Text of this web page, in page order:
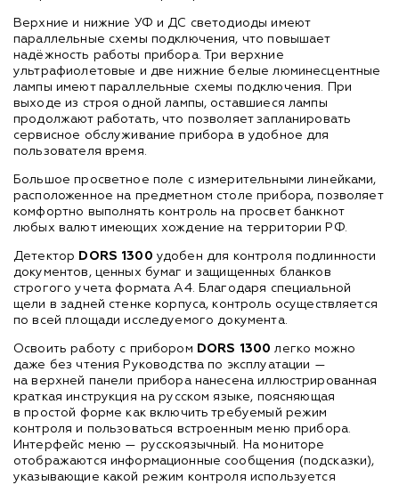
Верхние и нижние УФ и ДС светодиоды имеют
параллельные схемы подключения, что повышает
надёжность работы прибора. Три верхние
ультрафиолетовые и две нижние белые люминесцентные
лампы имеют параллельные схемы подключения. При
выходе из строя одной лампы, оставшиеся лампы
продолжают работать, что позволяет запланировать
сервисное обслуживание прибора в удобное для
пользователя время.
Большое просветное поле с измерительными линейками,
расположенное на предметном столе прибора, позволяет
комфортно выполнять контроль на просвет банкнот
любых валют имеющих хождение на территории РФ.
Детектор DORS 1300 удобен для контроля подлинности
документов, ценных бумаг и защищенных бланков
строгого учета формата А4. Благодаря специальной
щели в задней стенке корпуса, контроль осуществляется
по всей площади исследуемого документа.
Освоить работу с прибором DORS 1300 легко можно
даже без чтения Руководства по эксплуатации —
на верхней панели прибора нанесена иллюстрированная
краткая инструкция на русском языке, поясняющая
в простой форме как включить требуемый режим
контроля и пользоваться встроенным меню прибора.
Интерфейс меню — русскоязычный. На мониторе
отображаются информационные сообщения (подсказки),
указывающие какой режим контроля используется